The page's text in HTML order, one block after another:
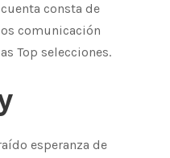
consta de
comunicación
Top selecciones.
esperanza de